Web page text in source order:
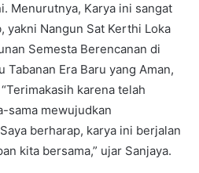
Menurutnya, Karya ini sangat
yakni Nangun Sat Kerthi Loka
Semesta Berencanan di
Tabanan Era Baru yang Aman,
karena telah
sama mewujudkan
berharap, karya ini berjalan
kita bersama,” ujar Sanjaya.